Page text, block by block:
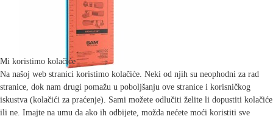
Mi koristimo kolačiće
Na našoj web stranici koristimo kolačiće. Neki od njih su neophodni za rad
stranice, dok nam drugi pomažu u poboljšanju ove stranice i korisničkog
iskustva (kolačići za praćenje). Sami možete odlučiti želite li dopustiti kolačiće
ili ne. Imajte na umu da ako ih odbijete, možda nećete moći koristiti sve